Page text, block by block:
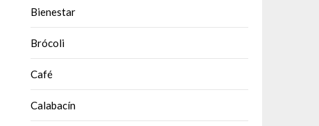
Bienestar
Brócoli
Café
Calabacín